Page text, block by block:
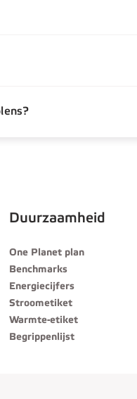
Duurzaamheid
One Planet plan
Benchmarks
Energiecijfers
Stroometiket
Warmte-etiket
Begrippenlijst